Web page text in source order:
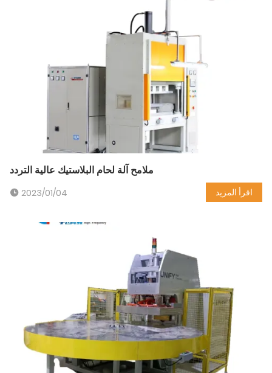
ملامح آلة لحام البلاستيك عالية التردد
2023/01/04 اقرأ المزيد